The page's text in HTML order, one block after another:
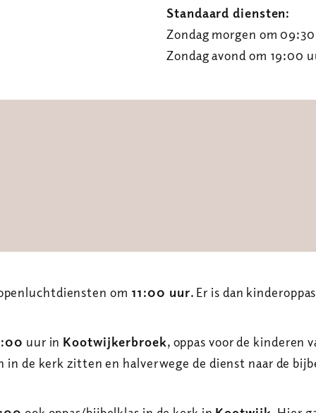
Standaard diensten:
Zondag morgen om
Zondag avond om 19:00
om 11:00 uur. Er is dan
uur in Kootwijkerbroek, oppas voor de kinderen
in de kerk zitten en halverwege de dienst naar de